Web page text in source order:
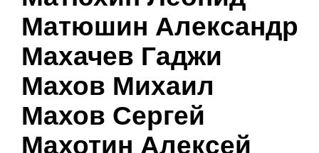
Матюшин Александр
Махачев Гаджи
Махов Михаил
Махов Сергей
Махотин Алексей